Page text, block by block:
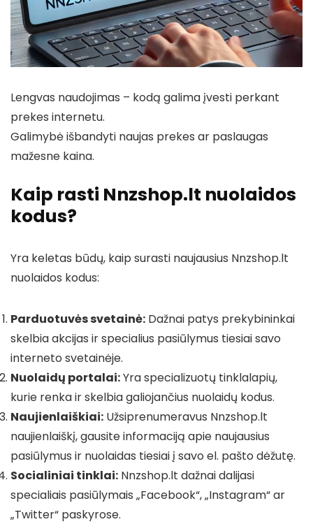
Lengvas naudojimas – kodą galima įvesti perkant
prekes internetu.
Galimybė išbandyti naujas prekes ar paslaugas
mažesne kaina.
Kaip rasti Nnzshop.lt nuolaidos
kodus?
Yra keletas būdų, kaip surasti naujausius Nnzshop.lt
nuolaidos kodus:
Parduotuvės svetainė: Dažnai patys prekybininkai
skelbia akcijas ir specialius pasiūlymus tiesiai savo
interneto svetainėje.
Nuolaidų portalai:Yra specializuotų tinklalapių,
kurie renka ir skelbia galiojančius nuolaidų kodus.
Naujienlaiškiai: Užsiprenumeravus Nnzshop.lt
naujienlaiškį, gausite informaciją apie naujausius
pasiūlymus ir nuolaidas tiesiai į savo el. pašto dėžutę.
Socialiniai tinklai: Nnzshop.lt dažnai dalijasi
specialiais pasiūlymais „Facebook“, „Instagram“ ar
„Twitter“ paskyrose.